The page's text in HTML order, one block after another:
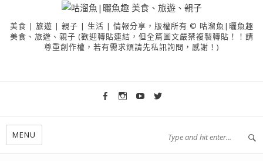
美食 | 旅遊 | 親子 | 生活 | 情報分享，版權所有 © 咕溜魚|曬魚趣
美食、旅遊、親子 (歡迎轉貼連結，但全篇圖文嚴禁複製轉貼！！請
尊重創作權，若有需求煩請先私訊詢問，感謝！)
MENU